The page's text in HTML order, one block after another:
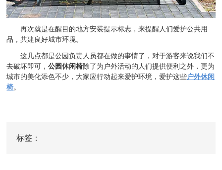
再次就是在醒目的地方安装提示标志，来提醒人们爱护公共用
品，共建良好城市环境。
这几点都是公园负责人员都在做的事情了，对于游客来说我们不
去破坏即可，公园休闲椅除了为户外活动的人们提供便利之外，更为
城市的美化添色不少，大家应行动起来爱护环境，爱护这些户外休闲
椅。
标签：